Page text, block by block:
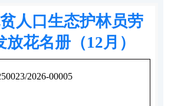
人口生态护林员劳
花名册（12月）
2026-00005